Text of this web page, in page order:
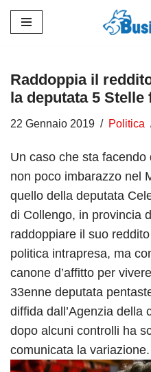
contenuto
Raddoppia il
la deputata 5
22 Gennaio 2019 Politica
Un caso che sta
non poco imbarazzo nel
quello della deputata
di Collengo, in provincia
raddoppiare il suo
politica intrapresa, ma
canone d’affitto per
33enne deputata
diffida dall’Agenzia della
dopo alcuni controlli ha
comunicata la variazione.